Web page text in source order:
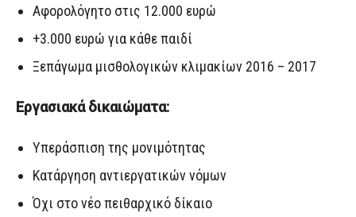
Αφορολόγητο στις 12.000 ευρώ
+3.000 ευρώ για κάθε παιδί
Ξεπάγωμα μισθολογικών κλιμακίων 2016 – 2017
Εργασιακά δικαιώματα:
Υπεράσπιση της μονιμότητας
Κατάργηση αντιεργατικών νόμων
Όχι στο νέο πειθαρχικό δίκαιο